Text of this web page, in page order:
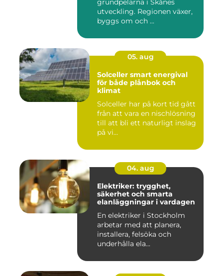
grundpelarna i Skånes
utveckling. Regionen växer,
byggs om och ...
05. aug
Solceller smart energival
för både plånbok och
klimat
Solceller har på kort tid gått
från att vara en nischlösning
till att bli ett naturligt inslag
på vi...
04. aug
Elektriker: trygghet,
säkerhet och smarta
elanläggningar i vardagen
En elektriker i Stockholm
arbetar med att planera,
installera, felsöka och
underhålla ela...